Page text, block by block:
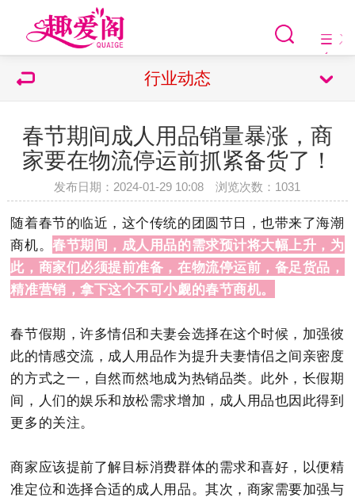
行业动态
春节期间成人用品销量暴涨，商
家要在物流停运前抓紧备货了！
发布日期：2024-01-29 10:08 浏览次数： 1031
随着春节的临近，这个传统的团圆节日，也带来了海潮
商机。春节期间，成人用品的需求预计将大幅上升，为
此，商家们必须提前准备，在物流停运前，备足货品，
精准营销，拿下这个不可小觑的春节商机。
春节假期，许多情侣和夫妻会选择在这个时候，加强彼
此的情感交流，成人用品作为提升夫妻情侣之间亲密度
的方式之一，自然而然地成为热销品类。此外，长假期
间，人们的娱乐和放松需求增加，成人用品也因此得到
更多的关注。
商家应该提前了解目标消费群体的需求和喜好，以便精
准定位和选择合适的成人用品。其次，商家需要加强与